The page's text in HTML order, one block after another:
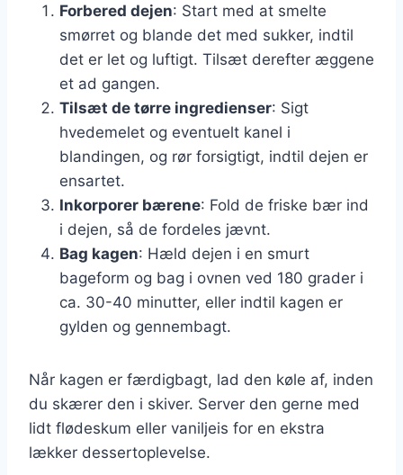
Forbered dejen: Start med at smelte
smørret og blande det med sukker, indtil
det er let og luftigt. Tilsæt derefter æggene
et ad gangen.
Tilsæt de tørre ingredienser: Sigt
hvedemelet og eventuelt kanel i
blandingen, og rør forsigtigt, indtil dejen er
ensartet.
Inkorporer bærene: Fold de friske bær ind
i dejen, så de fordeles jævnt.
Bag kagen: Hæld dejen i en smurt
bageform og bag i ovnen ved 180 grader i
ca. 30-40 minutter, eller indtil kagen er
gylden og gennembagt.
Når kagen er færdigbagt, lad den køle af, inden
du skærer den i skiver. Server den gerne med
lidt flødeskum eller vaniljeis for en ekstra
lækker dessertoplevelse.